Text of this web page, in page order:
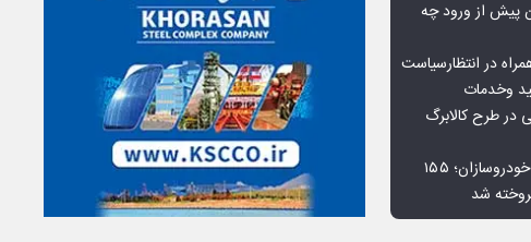
پیش از ورود چه
در انتظارسیاست
وخدمات
طرح کالابرگ
افت ۳۴ درصدی فروش خودروسازان؛ ۱۵۵
شد